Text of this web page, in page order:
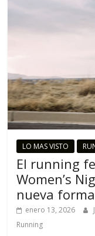
LO MAS VISTO
El running
Women’s
nueva
enero 13, 2026
Running